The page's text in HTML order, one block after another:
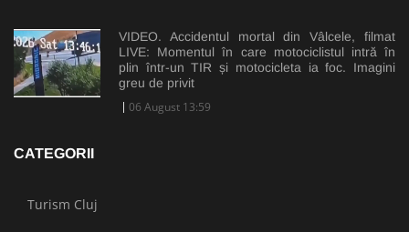
VIDEO. Accidentul mortal din Vâlcele, filmat
LIVE: Momentul în care motociclistul intră în
plin într-un TIR și motocicleta ia foc. Imagini
greu de privit
06 August 13:59
CATEGORII
Turism Cluj